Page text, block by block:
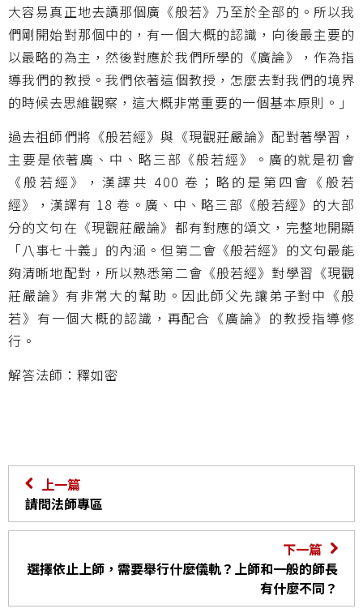
大容易真正地去讀那個廣《般若》乃至於全部的。所以我
們剛開始對那個中的，有一個大概的認識，向後最主要的
以最略的為主，然後對應於我們所學的《廣論》，作為指
導我們的教授。我們依著這個教授，怎麼去對我們的境界
的時候去思維觀察，這大概非常重要的一個基本原則。」
過去祖師們將《般若經》與《現觀莊嚴論》配對著學習，
主要是依著廣、中、略三部《般若經》。廣的就是初會
《般若經》，漢譯共 400 卷；略的是第四會《般若
經》，漢譯有 18 卷。廣、中、略三部《般若經》的大部
分的文句在《現觀莊嚴論》都有對應的頌文，完整地開顯
「八事七十義」的內涵。但第二會《般若經》的文句最能
夠清晰地配對，所以熟悉第二會《般若經》對學習《現觀
莊嚴論》有非常大的幫助。因此師父先讓弟子對中《般
若》有一個大概的認識，再配合《廣論》的教授指導修
行。
解答法師：釋如密
上一篇
請問法師專區
下一篇
選擇依止上師，需要舉行什麼儀軌？上師和一般的師長
有什麼不同？